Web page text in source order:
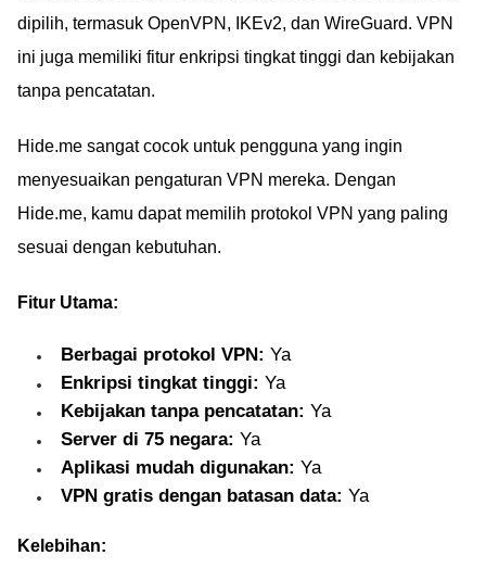
dipilih, termasuk OpenVPN, IKEv2, dan WireGuard. VPN
ini juga memiliki fitur enkripsi tingkat tinggi dan kebijakan
tanpa pencatatan.
Hide.me sangat cocok untuk pengguna yang ingin
menyesuaikan pengaturan VPN mereka. Dengan
Hide.me, kamu dapat memilih protokol VPN yang paling
sesuai dengan kebutuhan.
Fitur Utama:
Berbagai protokol VPN: Ya
Enkripsi tingkat tinggi: Ya
Kebijakan tanpa pencatatan: Ya
Server di 75 negara: Ya
Aplikasi mudah digunakan: Ya
VPN gratis dengan batasan data: Ya
Kelebihan: